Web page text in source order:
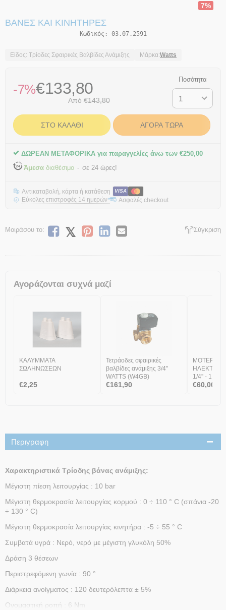
7%
ΒΆΝΕΣ ΚΑΙ ΚΙΝΗΤΉΡΕΣ
Κωδικός: 03.07.2591
Είδος: Τρίοδες Σφαιρικές Βαλβίδες Ανάμιξης Μάρκα:Watts
-7%€133,80
Από €143,80
Ποσότητα
ΣΤΟ ΚΑΛΆΘΙ ΑΓΟΡΆ ΤΏΡΑ
ΔΩΡΕΑΝ ΜΕΤΑΦΟΡΙΚΑ για παραγγελίες άνω των €250,00
Άμεσα διαθέσιμο σε 24 ώρες!
Αντικαταβολή, κάρτα ή κατάθεση VISA
Εύκολες επιστροφές 14 ημερών* Ασφαλές checkout
Μοιράσου το: Σύγκριση
Αγοράζονται συχνά μαζί
ΚΑΛΥΜΜΑΤΑ
ΣΩΛΗΝΩΣΕΩΝ
€2,25
Τετράοδες σφαιρικές
βαλβίδες ανάμιξης 3/4''
WATTS (W4GB)
€161,90
ΜΟΤΕΡ
1/4'' - 1 1/2''
€60,00
Περιγραφη
Χαρακτηριστικά Τρίοδης βάνας ανάμιξης:
Μέγιστη πίεση λειτουργίας : 10 bar
Μέγιστη θερμοκρασία λειτουργίας κορμού : 0 ÷ 110 ° C (σπάνια -20
÷ 130 ° C)
Μέγιστη θερμοκρασία λειτουργίας κινητήρα : -5 ÷ 55 ° C
Συμβατά υγρά : Νερό, νερό με μέγιστη γλυκόλη 50%
Δράση 3 θέσεων
Περιστρεφόμενη γωνία : 90 °
Διάρκεια ανοίγματος : 120 δευτερόλεπτα ± 5%
Ονομαστική ροπή : 6 Nm